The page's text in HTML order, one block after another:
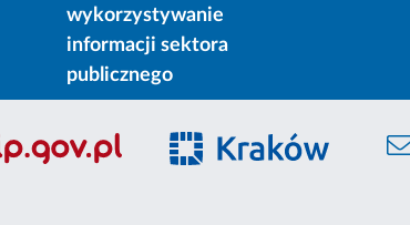
wykorzystywanie
informacji sektora
publicznego